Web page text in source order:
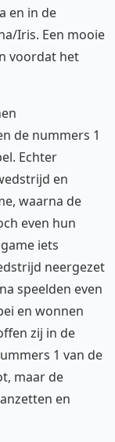
en in de
Iris. Een mooie
voordat het
de nummers 1
Echter
en
waarna de
even hun
iets
neergezet
speelden even
en wonnen
zij in de
1 van de
maar de
en